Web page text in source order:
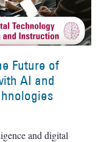
Future of
AI and
and digital